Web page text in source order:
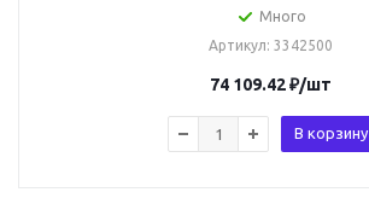
Много
Артикул: 3342500
74 109.42₽/шт
В корзину